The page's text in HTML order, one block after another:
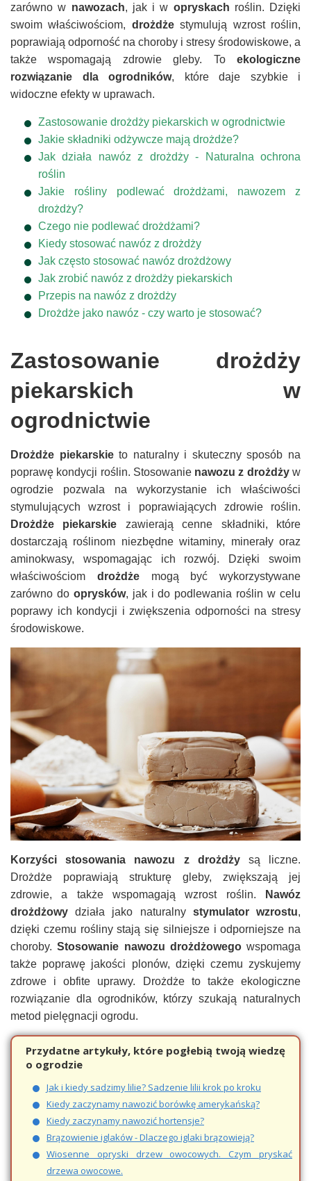
zarówno w nawozach, jak i w opryskach roślin. Dzięki
swoim właściwościom, drożdżestymulują wzrost roślin,
poprawiają odporność na choroby i stresy środowiskowe, a
także wspomagają zdrowie gleby. To ekologiczne
rozwiązanie dla ogrodników, które daje szybkie i
widoczne efekty w uprawach.
Zastosowanie drożdży piekarskich w ogrodnictwie
Jakie składniki odżywcze mają drożdże?
Jak działa nawóz z drożdży - Naturalna ochrona
roślin
Jakie rośliny podlewać drożdżami, nawozem z
drożdży?
Czego nie podlewać drożdżami?
Kiedy stosować nawóz z drożdży
Jak często stosować nawóz drożdżowy
Jak zrobić nawóz z drożdży piekarskich
Przepis na nawóz z drożdży
Drożdże jako nawóz - czy warto je stosować?
Zastosowanie drożdży
piekarskich w
ogrodnictwie
Drożdże piekarskieto naturalny i skuteczny sposób na
poprawę kondycji roślin. Stosowanie nawozu z drożdżyw
ogrodzie pozwala na wykorzystanie ich właściwości
stymulujących wzrost i poprawiających zdrowie roślin.
Drożdże piekarskie zawierają cenne składniki, które
dostarczają roślinom niezbędne witaminy, minerały oraz
aminokwasy, wspomagając ich rozwój. Dzięki swoim
właściwościom drożdżemogą być wykorzystywane
zarówno do oprysków, jak i do podlewania roślin w celu
poprawy ich kondycji i zwiększenia odporności na stresy
środowiskowe.
Korzyści stosowania nawozu z drożdżysą liczne.
Drożdże poprawiają strukturę gleby, zwiększają jej
zdrowie, a także wspomagają wzrost roślin.
Nawóz
drożdżowy działa jako naturalny stymulator wzrostu,
dzięki czemu rośliny stają się silniejsze i odporniejsze na
choroby.Stosowanie nawozu drożdżowegowspomaga
także poprawę jakości plonów, dzięki czemu zyskujemy
zdrowe i obfite uprawy. Drożdże to także ekologiczne
rozwiązanie dla ogrodników, którzy szukają naturalnych
metod pielęgnacji ogrodu.
Przydatne artykuły, które pogłebią twoją wiedzę
o ogrodzie
Jak i kiedy sadzimy lilie? Sadzenie lilii krok po kroku
Kiedy zaczynamy nawozić borówkę amerykańską?
Kiedy zaczynamy nawozić hortensje?
Brązowienie iglaków - Dlaczego iglaki brązowieją?
Wiosenne opryski drzew owocowych. Czym pryskać
drzewa owocowe.